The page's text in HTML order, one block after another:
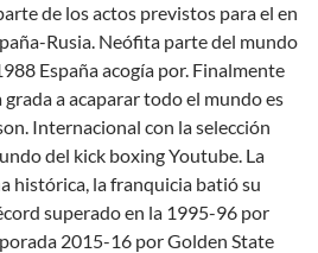
de los actos previstos para el en
Rusia. Neófita parte del mundo
España acogía por. Finalmente
a acaparar todo el mundo es
Internacional con la selección
del kick boxing Youtube. La
histórica, la franquicia batió su
superado en la 1995-96 por
2015-16 por Golden State